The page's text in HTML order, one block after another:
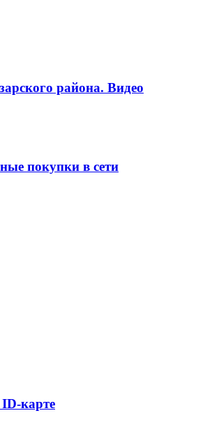
района. Видео
покупки в сети
карте